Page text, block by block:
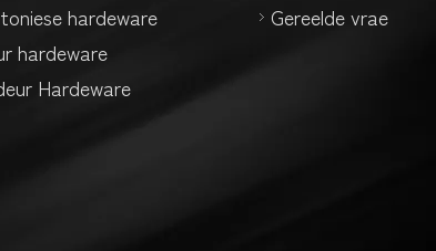
hardeware
hardeware
Hardeware
Gereelde vrae